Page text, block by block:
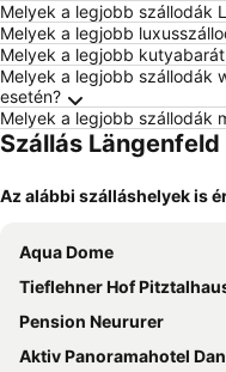
Melyek a legjobb szállodák
Melyek a legjobb
Melyek a legjobb
Melyek a legjobb szállodák
esetén?
Melyek a legjobb szállodák
Szállás Längenfeld
Az alábbi szálláshelyek is
Aqua Dome
Tieflehner Hof Pitztalhaus
Pension Neururer
Aktiv Panoramahotel